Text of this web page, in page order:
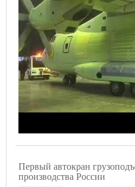
Первый автокран
производства России